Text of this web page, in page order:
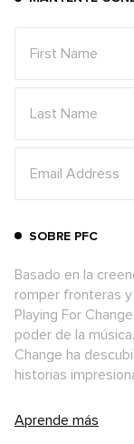
SOBRE PFC
Basado en la
romper fronteras
Playing For
poder de la
Change ha
historias
Aprende más